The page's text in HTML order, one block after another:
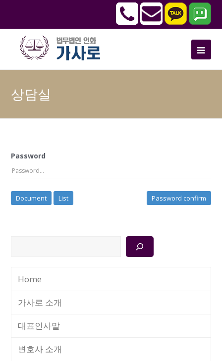
상담실
Password
Document List Password confirm
Home
가사로 소개
대표인사말
변호사 소개